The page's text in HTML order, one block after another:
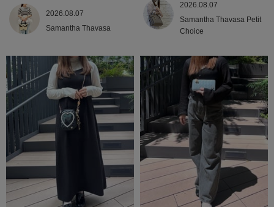
2026.08.07
Samantha Thavasa
2026.08.07
Samantha Thavasa Petit
Choice